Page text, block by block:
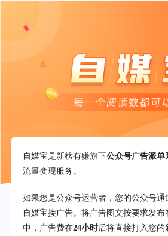
自媒宝是新榜有赚旗下公众号广告派单
流量变现服务。
如果您是公众号运营者，您的公众号
自媒宝接广告。将广告图文按要求发布
中，广告费在24小时后将直接打入您